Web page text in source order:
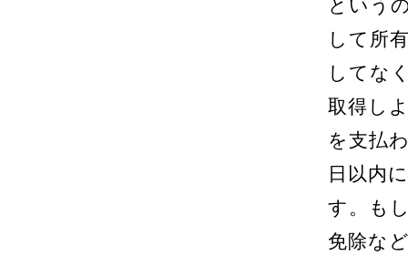
という
して所
してな
取得し
を支払
日以内
す。も
免除な